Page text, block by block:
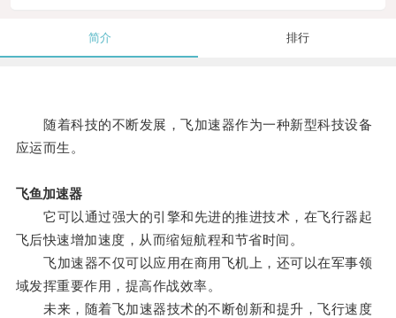
简介 排行
随着科技的不断发展，飞加速器作为一种新型科技设备
应运而生。
飞鱼加速器
它可以通过强大的引擎和先进的推进技术，在飞行器起
飞后快速增加速度，从而缩短航程和节省时间。
飞加速器不仅可以应用在商用飞机上，还可以在军事领
域发挥重要作用，提高作战效率。
未来，随着飞加速器技术的不断创新和提升，飞行速度